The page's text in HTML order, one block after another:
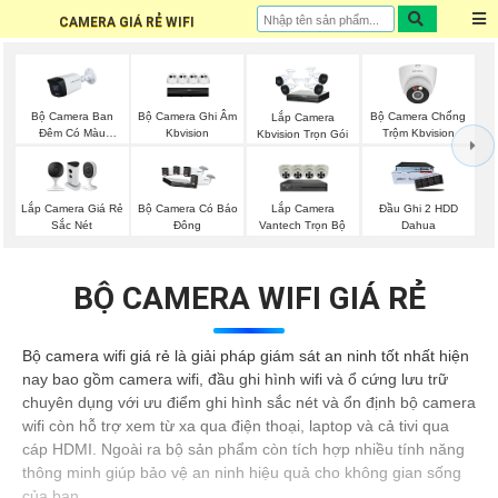
CAMERA GIÁ RẺ WIFI
Bộ Camera Ban
Đêm Có Màu
Bộ Camera Ghi Âm
Kbvision
Lắp Camera
Kbvision Trọn Gói
Bộ Camera Chống
Trộm Kbvision
Lắp Camera Giá Rẻ
Sắc Nét
Bộ Camera Có Báo
Đông
Lắp Camera
Vantech Trọn Bộ
Đầu Ghi 2 HDD
Dahua
BỘ CAMERA WIFI GIÁ RẺ
Bộ camera wifi giá rẻ là giải pháp giám sát an ninh tốt nhất hiện
nay bao gồm camera wifi, đầu ghi hình wifi và ổ cứng lưu trữ
chuyên dụng với ưu điểm ghi hình sắc nét và ổn định bộ camera
wifi còn hỗ trợ xem từ xa qua điện thoại, laptop và cả tivi qua
cáp HDMI. Ngoài ra bộ sản phẩm còn tích hợp nhiều tính năng
thông minh giúp bảo vệ an ninh hiệu quả cho không gian sống